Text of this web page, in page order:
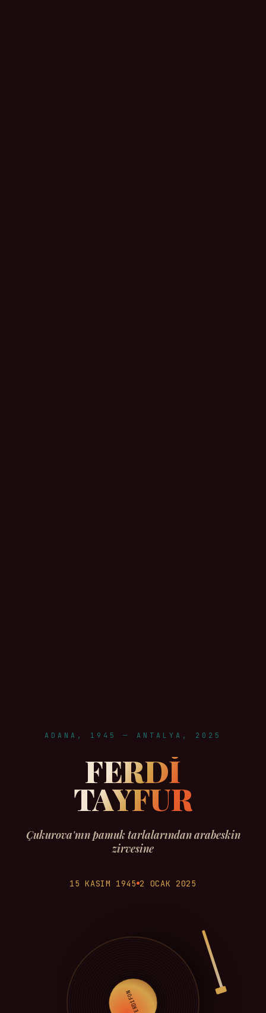
ADANA, 1945 — ANTALYA, 2025
FERDİ
TAYFUR
Çukurova'nın pamuk tarlalarından arabeskin
zirvesine
15 KASIM 1945 2 OCAK 2025